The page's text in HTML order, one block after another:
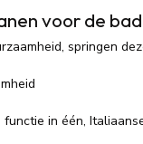
voor de
springen
in één,